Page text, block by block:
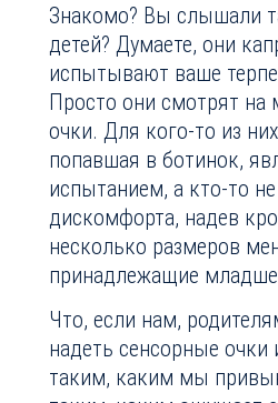
Знакомо? Вы слышали
детей? Думаете, они
испытывают ваше
Просто они смотрят на
очки. Для кого-то из
попавшая в ботинок,
испытанием, а кто-то
дискомфорта, надев
несколько размеров
принадлежащие
Что, если нам,
надеть сенсорные очки
таким, каким мы